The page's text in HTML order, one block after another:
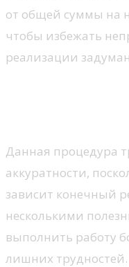
от общей суммы на
чтобы избежать
реализации
Данная процедура
аккуратности,
зависит конечный
несколькими
выполнить работу
лишних трудностей.